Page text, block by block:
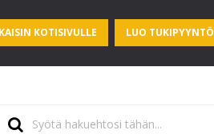
KOTISIVULLE LUO TUKIPYYNTÖ